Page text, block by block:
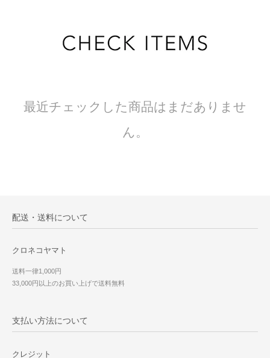
最近チェックした商品はまだありませ
ん。
配送・送料について
クロネコヤマト
送料一律1,000円
33,000円以上のお買い上げで送料無料
支払い方法について
クレジット